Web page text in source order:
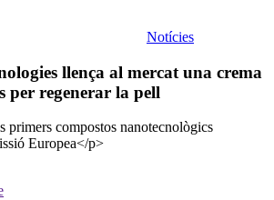
Notícies
llença al mercat una crema
per regenerar la pell
primers compostos nanotecnològics
Europea</p>